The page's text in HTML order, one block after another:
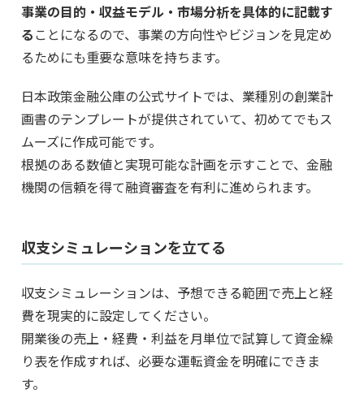
事業の目的・収益モデル・市場分析を具体的に記載す
る ことになるので、事業の方向性やビジョンを見定め
るためにも重要な意味を持ちます。
日本政策金融公庫の公式サイトでは、業種別の創業計
画書のテンプレートが提供されていて、初めてでもス
ムーズに作成可能です。
根拠のある数値と実現可能な計画を示すことで、金融
機関の信頼を得て融資審査を有利に進められます。
収支シミュレーションを立てる
収支シミュレーションは、予想できる範囲で売上と経
費を現実的に設定してください。
開業後の売上・経費・利益を月単位で試算して資金繰
り表を作成すれば、必要な運転資金を明確にできま
す。